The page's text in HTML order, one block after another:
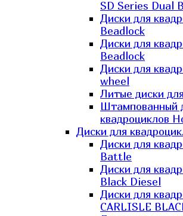
SD Series Dual
Диски для
Beadlock
Диски для
Beadlock
Диски для
wheel
Литые диски
Штампованный
квадроциклов
Диски для
Диски для
Battle
Диски для
Black Diesel
Диски для
CARLISLE